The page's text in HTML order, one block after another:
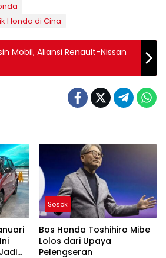
Honda di Cina
Mobil, Aliansi Renault-Nissan
Sosok
Bos Honda Toshihiro Mibe
Lolos dari Upaya
Pelengseran